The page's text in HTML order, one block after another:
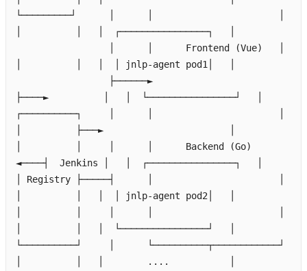
└─────────┘      │      │                       │
│          │   │  ┌────────────────┐   │
Frontend
(Vue)   │
jnlp-agent pod1
├────►          │   │  └────────────────┘   │
┌──────────┐     │      │                       │
│          ├───►                       │
Backend
(Go)
◄────┤ Jenkins │   │  ┌────────────────┐   │
Registry ├─────┤      │                       │
jnlp-agent pod2
│          │   │  └────────────────┘   │
└──────────┘     │      └──────────┬────────────┘
│          │   │        ....           │